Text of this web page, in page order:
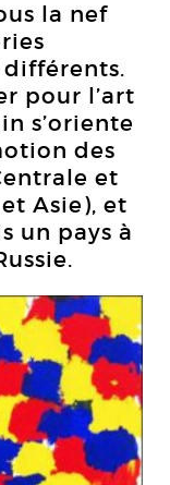
la nef
pour l’art
s’oriente
des
et
Asie), et
un pays à